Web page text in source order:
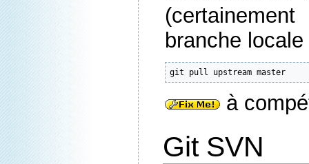
branche
git pull upstream master
à
Git SVN